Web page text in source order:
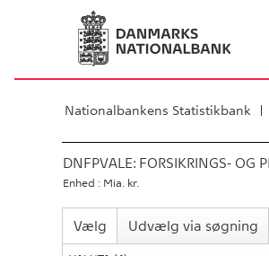
Nationalbankens Statistikbank
DNFPVALE: FORSIKRINGS- OG
Enhed : Mia. kr.
Vælg Udvælg via søgning